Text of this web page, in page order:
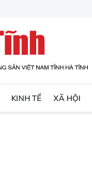
KINH TẾ XÃ HỘI